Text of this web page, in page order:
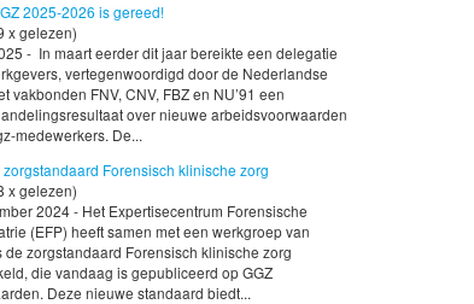
2025-2026 is gereed!
x gelezen)
- In maart eerder dit jaar bereikte een delegatie
vertegenwoordigd door de Nederlandse
vakbonden FNV, CNV, FBZ en NU’91 een
over nieuwe arbeidsvoorwaarden
medewerkers. De...
Forensisch klinische zorg
x gelezen)
2024 - Het Expertisecentrum Forensische
(EFP) heeft samen met een werkgroep van
de zorgstandaard Forensisch klinische zorg
die vandaag is gepubliceerd op GGZ
Deze nieuwe standaard biedt...